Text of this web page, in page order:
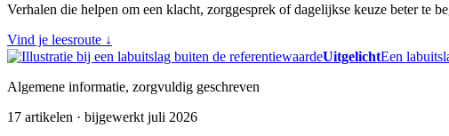
Verhalen die helpen om een klacht, zorggesprek of dagelijkse keuze beter te
Vind je leesroute ↓
UitgelichtEen
Algemene informatie, zorgvuldig geschreven
17 artikelen · bijgewerkt juli 2026